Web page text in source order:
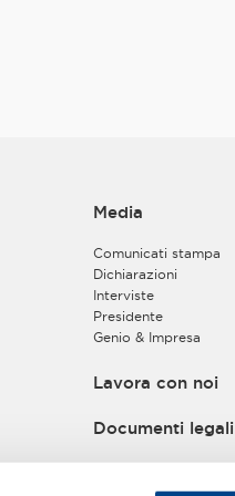
cui Lei
accedereai
di
l’Aderente.
per
si sarà
Media
Comunicati stampa
Dichiarazioni
Interviste
Presidente
Genio & Impresa
Lavora con noi
Documenti legali
Informativa privacy